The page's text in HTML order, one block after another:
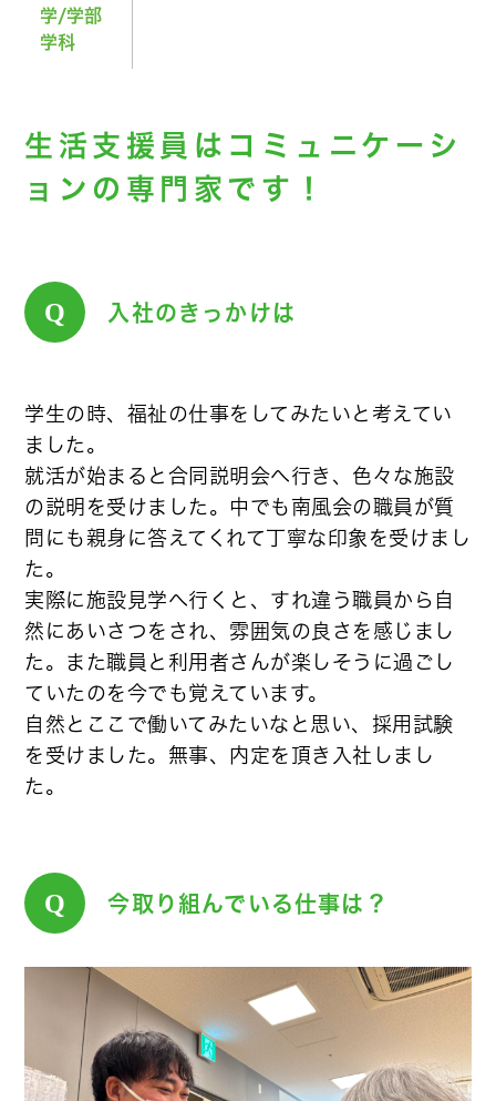
学/学部
学科
生活支援員はコミュニケーシ
ョンの専門家です！
Q 入社のきっかけは
学生の時、福祉の仕事をしてみたいと考えてい
ました。
就活が始まると合同説明会へ行き、色々な施設
の説明を受けました。中でも南風会の職員が質
問にも親身に答えてくれて丁寧な印象を受けまし
た。
実際に施設見学へ行くと、すれ違う職員から自
然にあいさつをされ、雰囲気の良さを感じまし
た。また職員と利用者さんが楽しそうに過ごし
ていたのを今でも覚えています。
自然とここで働いてみたいなと思い、採用試験
を受けました。無事、内定を頂き入社しまし
た。
Q 今取り組んでいる仕事は？